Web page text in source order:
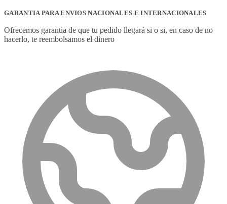
GARANTIA PARA ENVIOS NACIONALES E INTERNACIONALES
Ofrecemos garantia de que tu pedido llegará si o si, en caso de no
hacerlo, te reembolsamos el dinero